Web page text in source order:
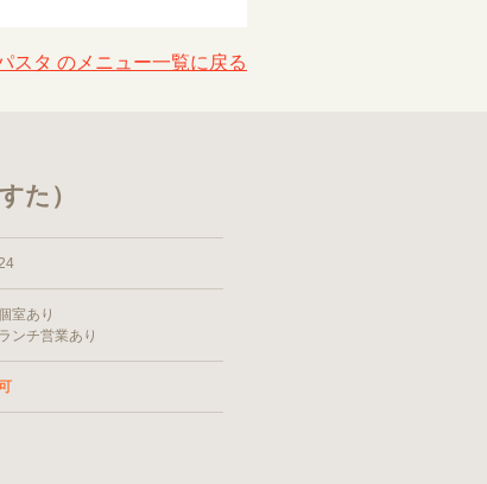
スタ のメニュー一覧に戻る
た）
24
室あり
ランチ営業あり